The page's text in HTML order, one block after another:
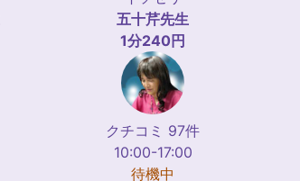
五十芹先生
1分240円
クチコミ 97件
10:00-17:00
待機中